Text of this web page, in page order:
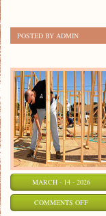
POSTED BY ADMIN
MARCH - 14 - 2026
COMMENTS OFFON